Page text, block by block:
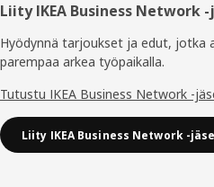
Liity IKEA Business Network
Hyödynnä tarjoukset ja edut, jotka
parempaa arkea työpaikalla.
Tutustu IKEA Business Network -
Liity IKEA Business Network -